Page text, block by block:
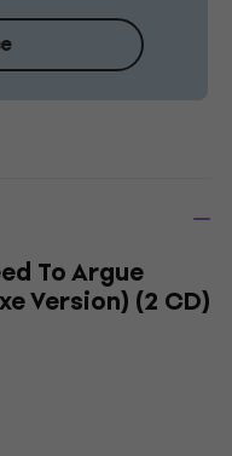
To Argue
Version) (2 CD)